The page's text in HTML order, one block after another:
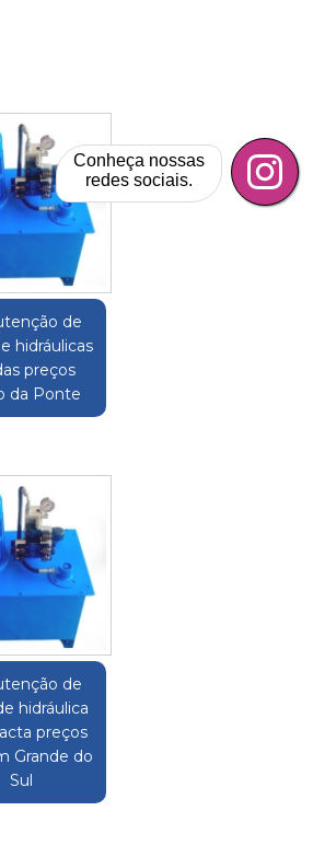
de
hidráulicas
preços
da Ponte
de
hidráulica
preços
Grande do
Sul
Conheça nossas
redes sociais.